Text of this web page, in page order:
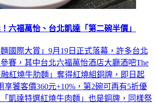
六福萬怡、台北凱達「第二碗半價」
麵國際大賞」9月19日正式落幕，許多台北
賽，其中台北六福萬怡酒店大廳酒吧The
紅燒牛肋麵」奪得紅燒組銅牌，即日起
享饕客價360元+10%，第2碗可再有5折優
凱達特選紅燒牛肉麵」也是銅牌，同樣祭